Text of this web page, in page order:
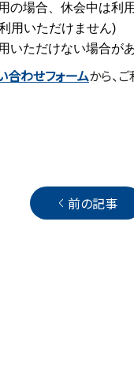
の場合、休会中は利
用いただけません)
いただけない場合が
合わせフォームから、
前の記事